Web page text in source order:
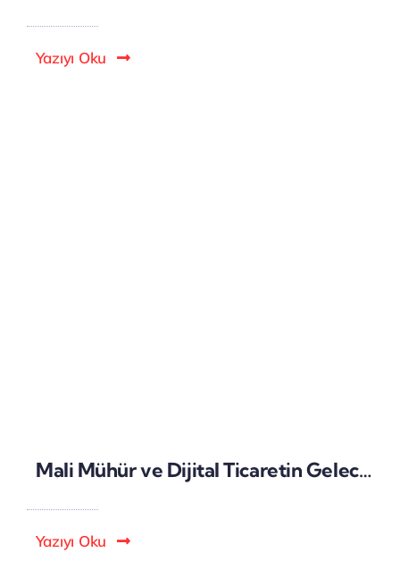
Yazıyı Oku
Mali Mühür ve Dijital Ticaretin Geleceği: Yasal Süreçlerin Dijitalleşmesi
Yazıyı Oku